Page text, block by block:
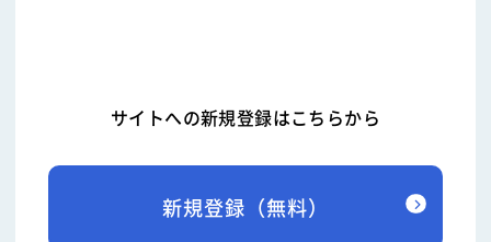
サイトへの新規登録はこちらから
新規登録（無料）